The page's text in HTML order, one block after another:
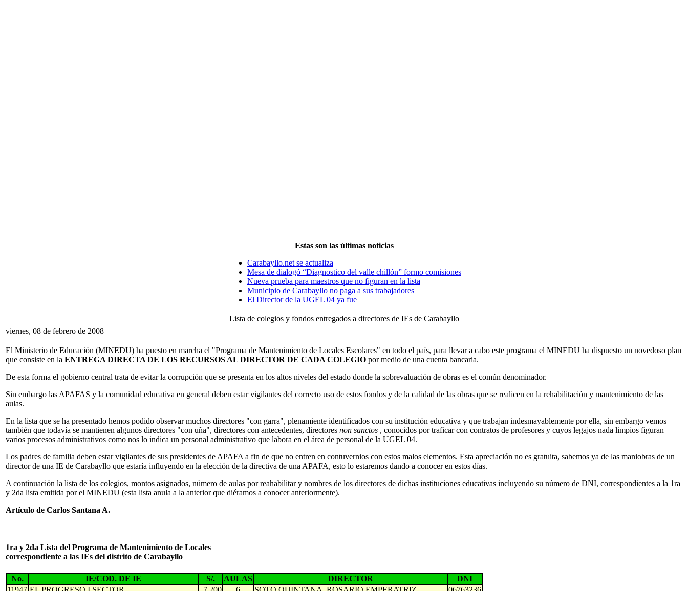
Estas son las últimas noticias
Carabayllo.net se actualiza
Mesa de dialogó “Diagnostico del valle chillón” formo comisiones
Nueva prueba para maestros que no figuran en la lista
Municipio de Carabayllo no paga a sus trabajadores
El Director de la UGEL 04 ya fue
Lista de colegios y fondos entregados a directores de IEs de Carabayllo
viernes, 08 de febrero de 2008
El Ministerio de Educación (MINEDU) ha puesto en marcha el "Programa de Mantenimiento de Locales Escolares" en todo el país, para llevar a cabo este programa el MINEDU ha dispuesto un novedoso plan
que consiste en la ENTREGA DIRECTA DE LOS RECURSOS AL DIRECTOR DE CADA COLEGIO por medio de una cuenta bancaria.
De esta forma el gobierno central trata de evitar la corrupción que se presenta en los altos niveles del estado donde la sobrevaluación de obras es el común denominador.
Sin embargo las APAFAS y la comunidad educativa en general deben estar vigilantes del correcto uso de estos fondos y de la calidad de las obras que se realicen en la rehabilitación y mantenimiento de las
aulas.
En la lista que se ha presentado hemos podido observar muchos directores "con garra", plenamiente identificados con su institución educativa y que trabajan indesmayablemente por ella, sin embargo vemos
también que todavía se mantienen algunos directores "con uña", directores con antecedentes, directores non sanctos , conocidos por traficar con contratos de profesores y cuyos legajos nada limpios figuran
varios procesos administrativos como nos lo indica un personal administrativo que labora en el área de personal de la UGEL 04.
Los padres de familia deben estar vigilantes de sus presidentes de APAFA a fin de que no entren en contuvernios con estos malos elementos. Esta apreciación no es gratuita, sabemos ya de las maniobras de un
director de una IE de Carabayllo que estaría influyendo en la elección de la directiva de una APAFA, esto lo estaremos dando a conocer en estos días.
A continuación la lista de los colegios, montos asignados, número de aulas por reahabilitar y nombres de los directores de dichas instituciones educativas incluyendo su número de DNI, correspondientes a la 1ra
y 2da lista emitida por el MINEDU (esta lista anula a la anterior que diéramos a conocer anteriormente).
Artículo de Carlos Santana A.
1ra y 2da Lista del Programa de Mantenimiento de Locales
correspondiente a las IEs del distrito de Carabayllo
No. IE/COD. DE IE S/. AULAS DIRECTOR
DNI